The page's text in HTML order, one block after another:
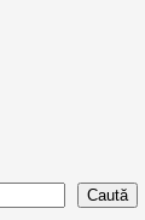
Caută